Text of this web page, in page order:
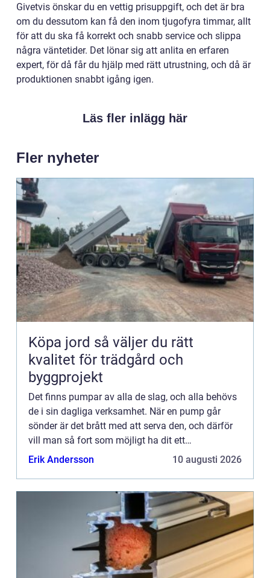
Givetvis önskar du en vettig prisuppgift, och det är bra
om du dessutom kan få den inom tjugofyra timmar, allt
för att du ska få korrekt och snabb service och slippa
några väntetider. Det lönar sig att anlita en erfaren
expert, för då får du hjälp med rätt utrustning, och då är
produktionen snabbt igång igen.
Läs fler inlägg här
Fler nyheter
Köpa jord så väljer du rätt
kvalitet för trädgård och
byggprojekt
Det finns pumpar av alla de slag, och alla behövs
de i sin dagliga verksamhet. När en pump går
sönder är det brått med att serva den, och därför
vill man så fort som möjligt ha dit ett
serviceföretag som ordnar upp problemet. Det kan
Erik Andersson 10 augusti 2026